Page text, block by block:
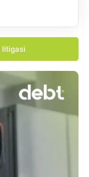
litigasi